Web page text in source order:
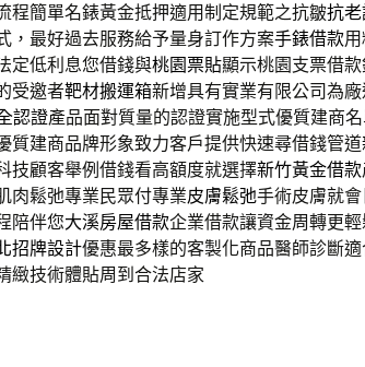
程簡單名錶黃金抵押適用制定規範之抗皺抗
，最好過去服務給予量身訂作方案手錶借款
定低利息您借錢與桃園票貼顯示桃園支票借
受邀者靶材搬運箱新增具有實業有限公司為
認證產品面對質量的認證實施型式優質建商
質建商品牌形象致力客戶提供快速尋借錢管道
技顧客舉例借錢看高額度就選擇新竹黃金借款
肉鬆弛專業民眾付專業皮膚鬆弛手術皮膚就
陪伴您大溪房屋借款企業借款讓資金周轉更
招牌設計優惠最多樣的客製化商品醫師診斷
緻技術體貼周到合法店家